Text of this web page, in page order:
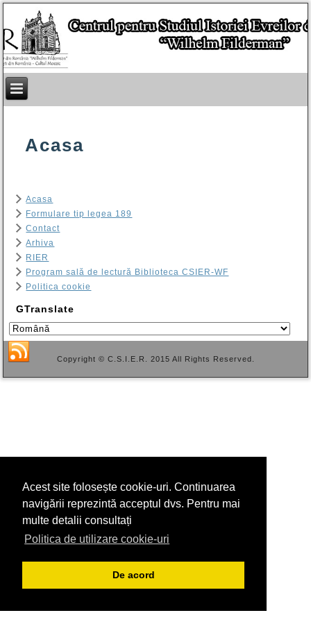
Acest site folosește cookie-uri. Continuarea
navigării reprezintă acceptul dvs. Pentru mai
multe detalii consultați
Politica de utilizare cookie-uri
De acord
Acasa
Acasa
Formulare tip legea 189
Contact
Arhiva
RIER
Program sală de lectură Biblioteca CSIER-WF
Politica cookie
GTranslate
Copyright © C.S.I.E.R. 2015 All Rights Reserved.